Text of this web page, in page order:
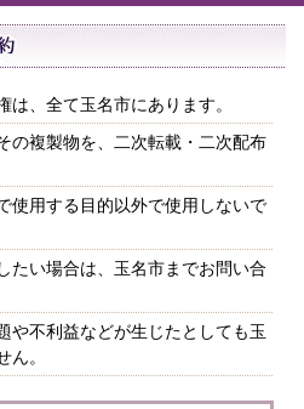
、全て玉名市にあります。
の複製物を、二次転載・二次配布
使用する目的以外で使用しないで
たい場合は、玉名市までお問い合
や不利益などが生じたとしても玉
ん。